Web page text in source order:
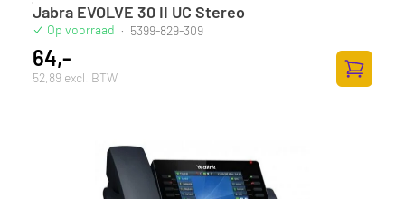
Jabra EVOLVE 30 II UC Stereo
Op voorraad · 5399-829-309
64,-
52,89 excl. BTW